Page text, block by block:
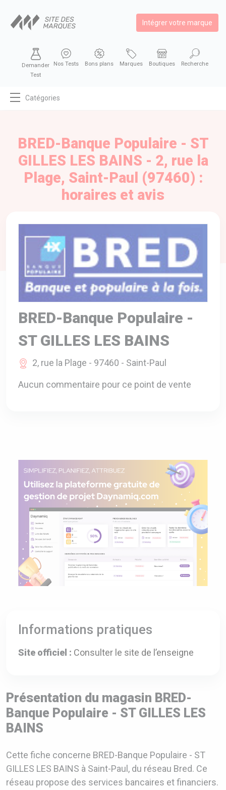
Intégrer votre marque
Demander
Test
Nos Tests Bons plans Marques Boutiques Recherche
Catégories
HIGH-TECH
A VOTRE SERVICE
BIO & ENVIRONNEMENT
ENTREPRISE
ANIMAUX
BRED-Banque Populaire - ST
GILLES LES BAINS - 2, rue la
Plage, Saint-Paul (97460) :
horaires et avis
BRED-Banque Populaire -
ST GILLES LES BAINS
2, rue la Plage - 97460 - Saint-Paul
Aucun commentaire pour ce point de vente
Informations pratiques
Site officiel : Consulter le site de l’enseigne
Présentation du magasin BRED-
Banque Populaire - ST GILLES LES
BAINS
Cette fiche concerne BRED-Banque Populaire - ST
GILLES LES BAINS à Saint-Paul, du réseau Bred. Ce
réseau propose des services bancaires et financiers.